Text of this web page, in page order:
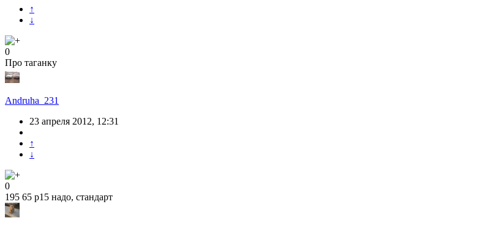
↑
↓
0
Про таганку
Andruha_231
23 апреля 2012, 12:31
↑
↓
0
195 65 р15 надо, стандарт